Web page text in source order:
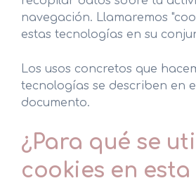
navegación. Llamaremos
estas tecnologías en su
Los usos concretos que
tecnologías se describen en
documento.
¿Para qué se
cookies en esta